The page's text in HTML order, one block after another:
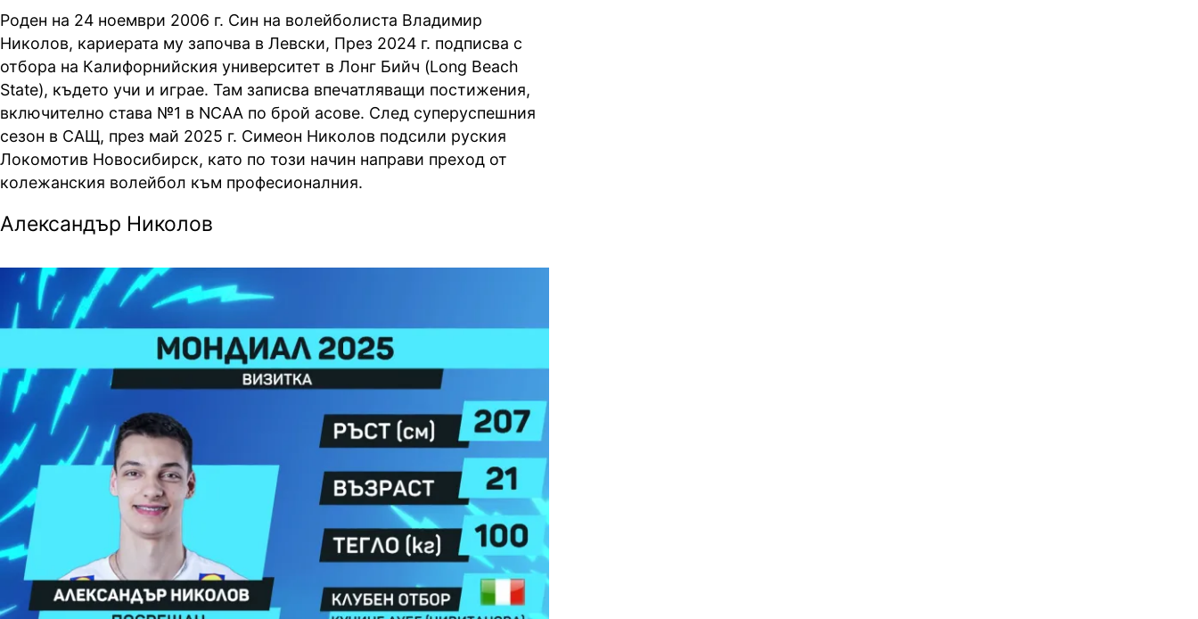
Роден на 24 ноември 2006 г. Син на волейболиста Владимир
Николов, кариерата му започва в Левски, През 2024 г. подписва с
отбора на Калифорнийския университет в Лонг Бийч (Long Beach
State), където учи и играе. Там записва впечатляващи постижения,
включително става №1 в NCAA по брой асове. След суперуспешния
сезон в САЩ, през май 2025 г. Симеон Николов подсили руския
Локомотив Новосибирск, като по този начин направи преход от
колежанския волейбол към професионалния.
Александър Николов